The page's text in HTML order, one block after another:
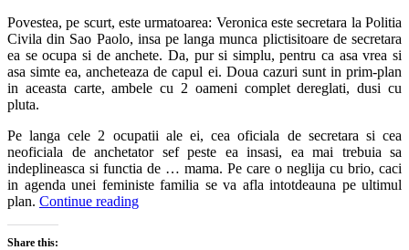
Povestea, pe scurt, este urmatoarea: Veronica este secretara la Politia
Civila din Sao Paolo, insa pe langa munca plictisitoare de secretara
ea se ocupa si de anchete. Da, pur si simplu, pentru ca asa vrea si
asa simte ea, ancheteaza de capul ei. Doua cazuri sunt in prim-plan
in aceasta carte, ambele cu 2 oameni complet dereglati, dusi cu
pluta.
Pe langa cele 2 ocupatii ale ei, cea oficiala de secretara si cea
neoficiala de anchetator sef peste ea insasi, ea mai trebuia sa
indeplineasca si functia de … mama. Pe care o neglija cu brio, caci
in agenda unei feministe familia se va afla intotdeauna pe ultimul
plan. Continue reading
Share this: